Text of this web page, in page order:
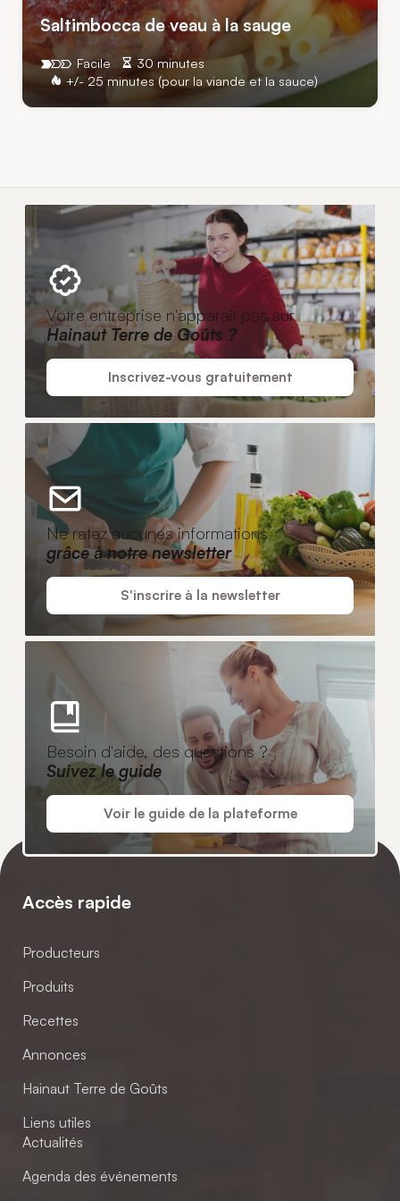
Saltimbocca de veau à la sauge
30 minutes
+/- 25 minutes (pour la viande et la sauce)
Facile
Votre entreprise n'apparaît pas sur
Hainaut Terre de Goûts ?
Inscrivez-vous gratuitement
Ne ratez aucunes informations
grâce à notre newsletter
S'inscrire à la newsletter
Besoin d'aide, des questions ?
Suivez le guide
Voir le guide de la plateforme
Accès rapide
Producteurs
Produits
Recettes
Annonces
Hainaut Terre de Goûts
Liens utiles
Actualités
Agenda des événements